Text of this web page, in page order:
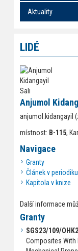
Aktuality
LIDÉ
Anjumol
anjumol.kidangayil
místnost: B-115,
Navigace
Granty
Článek v periodiku
Kapitola v knize
Další informace
Granty
SGS23/109/
Composites With